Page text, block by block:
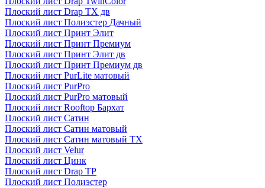
Плоский лист Drap ТХ дв
Плоский лист Полиэстер Дачный
Плоский лист Принт Элит
Плоский лист Принт Премиум
Плоский лист Принт Элит дв
Плоский лист Принт Премиум дв
Плоский лист PurLite матовый
Плоский лист PurPro
Плоский лист PurPro матовый
Плоский лист Rooftop Бархат
Плоский лист Сатин
Плоский лист Сатин матовый
Плоский лист Сатин матовый TX
Плоский лист Velur
Плоский лист Цинк
Плоский лист Drap ТР
Плоский лист Полиэстер